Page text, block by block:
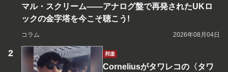
マル・スクリーム――アナログ盤で再発されたUKロ
ックの金字塔を今こそ聴こう!
コラム 2026年08月04日
邦楽
Corneliusがタワレコの〈タワ